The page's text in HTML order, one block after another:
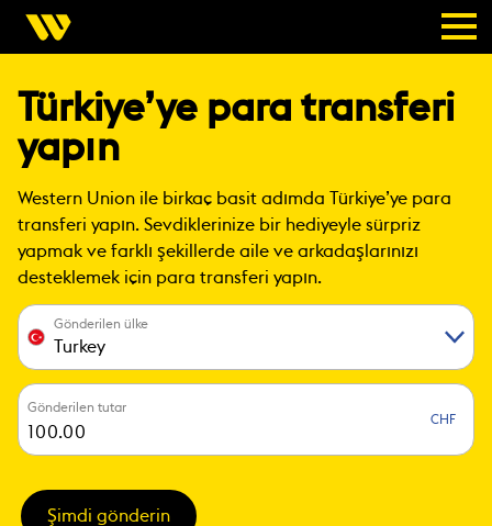
Türkiye’ye para transferi
yapın
Western Union ile birkaç basit adımda Türkiye’ye para
transferi yapın. Sevdiklerinize bir hediyeyle sürpriz
yapmak ve farklı şekillerde aile ve arkadaşlarınızı
desteklemek için para transferi​ yapın.
Gönderilen ülke
Turkey
Gönderilen tutar
CHF
Şimdi gönderin